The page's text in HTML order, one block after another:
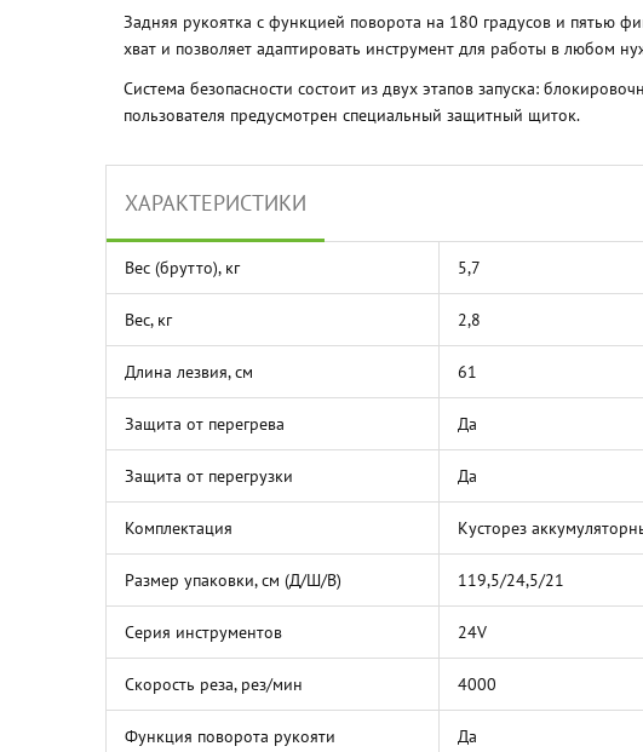
Задняя рукоятка с функцией поворота на 180 градусов и пятью
хват и позволяет адаптировать инструмент для работы в любом
Система безопасности состоит из двух этапов запуска:
пользователя предусмотрен специальный защитный щиток.
ХАРАКТЕРИСТИКИ
Вес (брутто), кг 5,7
Вес, кг 2,8
Длина лезвия, см 61
Защита от перегрева Да
Защита от перегрузки Да
Комплектация Кусторез
Размер упаковки, см (Д/Ш/В) 119,5/24,5/21
Серия инструментов 24V
Скорость реза, рез/мин 4000
Функция поворота рукояти Да